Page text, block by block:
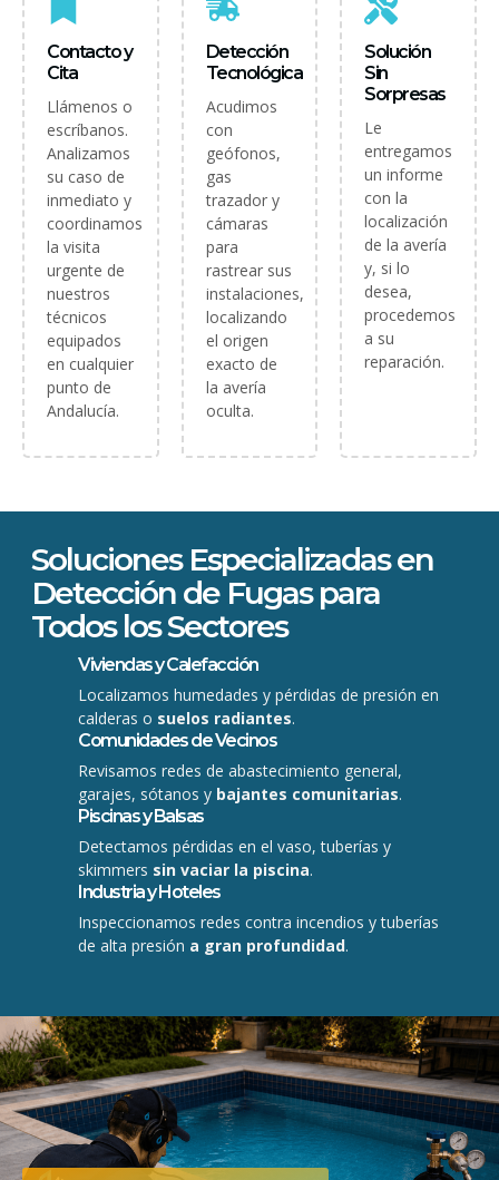
Contacto y
Cita
Llámenos o
escríbanos.
Analizamos
su caso de
inmediato y
coordinamos
la visita
urgente de
nuestros
técnicos
equipados
en cualquier
punto de
Andalucía.
Detección
Tecnológica
Acudimos
con
geófonos,
gas
trazador y
cámaras
para
rastrear sus
instalaciones,
localizando
el origen
exacto de
la avería
oculta.
Solución
Sin
Sorpresas
Le
entregamos
un informe
con la
localización
de la avería
y, si lo
desea,
procedemos
a su
reparación.
Soluciones Especializadas en
Detección de Fugas para
Todos los Sectores
Viviendas y Calefacción
Localizamos humedades y pérdidas de presión en
calderas o suelos radiantes.
Comunidades de Vecinos
Revisamos redes de abastecimiento general,
garajes, sótanos y bajantes comunitarias.
Piscinas y Balsas
Detectamos pérdidas en el vaso, tuberías y
skimmers sin vaciar la piscina.
Industria y Hoteles
Inspeccionamos redes contra incendios y tuberías
de alta presión a gran profundidad.